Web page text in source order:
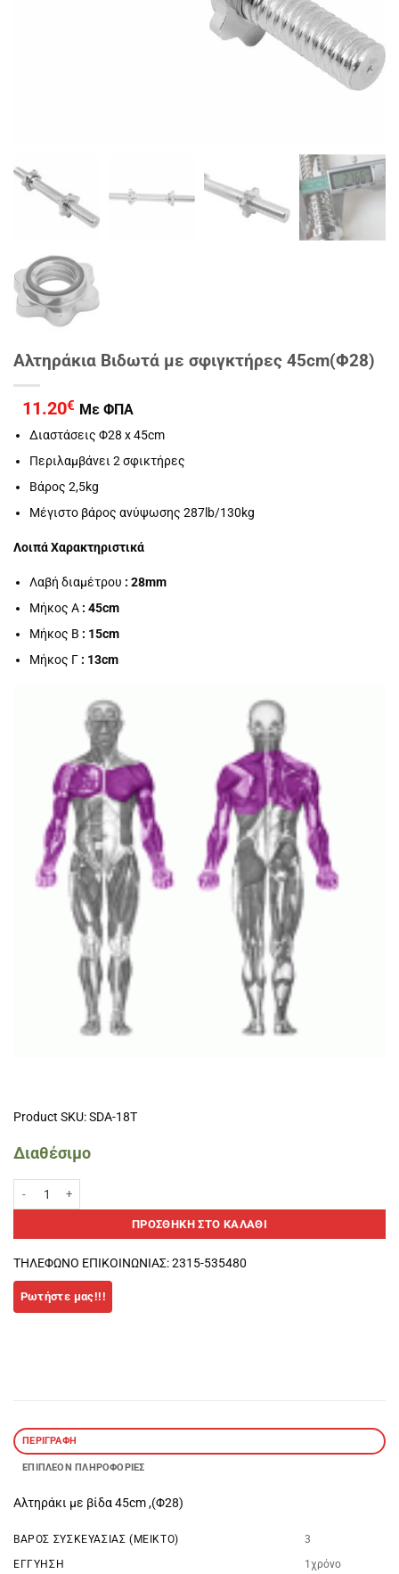
Αλτηράκια Βιδωτά με σφιγκτήρες 45cm(Φ28)
11.20€ Με ΦΠΑ
Διαστάσεις Φ28 x 45cm
Περιλαμβάνει 2 σφικτήρες
Βάρος 2,5kg
Μέγιστο βάρος ανύψωσης 287lb/130kg
Λοιπά Χαρακτηριστικά
Λαβή διαμέτρου : 28mm
Μήκος Α : 45cm
Μήκος Β : 15cm
Μήκος Γ : 13cm
Product SKU: SDA-18T
Διαθέσιμο
ΠΡΟΣΘΉΚΗ ΣΤΟ ΚΑΛΆΘΙ
ΤΗΛΕΦΩΝΟ ΕΠΙΚΟΙΝΩΝΙΑΣ: 2315-535480
ΠΕΡΙΓΡΑΦΉ
ΕΠΙΠΛΈΟΝ ΠΛΗΡΟΦΟΡΊΕΣ
Αλτηράκι με βίδα 45cm ,(Φ28)
ΒΆΡΟΣ ΣΥΣΚΕΥΑΣΊΑΣ (ΜΕΙΚΤΌ)
3
ΕΓΓΥΗΣΗ
1χρόνο